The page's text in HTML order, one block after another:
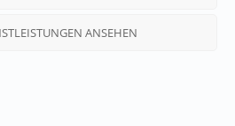
ANSEHEN